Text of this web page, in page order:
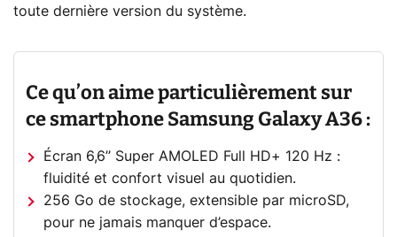
toute dernière version du système.
Ce qu’on aime particulièrement sur
ce smartphone Samsung Galaxy A36 :
Écran 6,6’’ Super AMOLED Full HD+ 120 Hz :
fluidité et confort visuel au quotidien.
256 Go de stockage, extensible par microSD,
pour ne jamais manquer d’espace.